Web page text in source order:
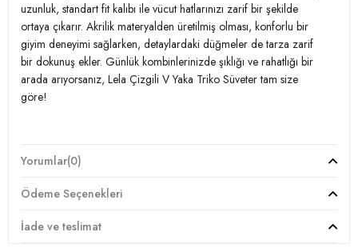
uzunluk, standart fit kalıbı ile vücut hatlarınızı zarif bir şekilde
ortaya çıkarır. Akrilik materyalden üretilmiş olması, konforlu bir
giyim deneyimi sağlarken, detaylardaki düğmeler de tarza zarif
bir dokunuş ekler. Günlük kombinlerinizde şıklığı ve rahatlığı bir
arada arıyorsanız, Lela Çizgili V Yaka Triko Süveter tam size
göre!
Giyim Tarzı: Günlük/Casual
Desen: Çizgili
Yorumlar(0)
Ödeme Seçenekleri
İade ve teslimat